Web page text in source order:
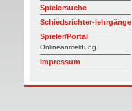
Spielersuche
Schiedsrichter-lehrgänge
Spieler/Portal
Onlineanmeldung
Impressum